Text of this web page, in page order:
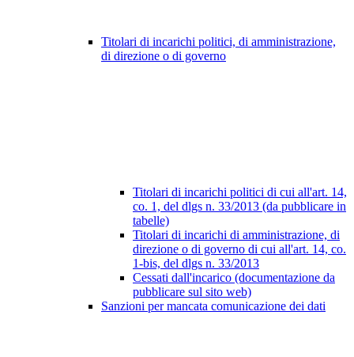
Titolari di incarichi politici, di amministrazione,
di direzione o di governo
Titolari di incarichi politici di cui all'art. 14,
co. 1, del dlgs n. 33/2013 (da pubblicare in
tabelle)
Titolari di incarichi di amministrazione, di
direzione o di governo di cui all'art. 14, co.
1-bis, del dlgs n. 33/2013
Cessati dall'incarico (documentazione da
pubblicare sul sito web)
Sanzioni per mancata comunicazione dei dati